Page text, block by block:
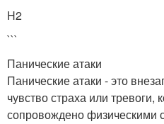
H2
```
Панические атаки
Панические атаки - это
чувство страха или тревоги,
сопровождено физическими